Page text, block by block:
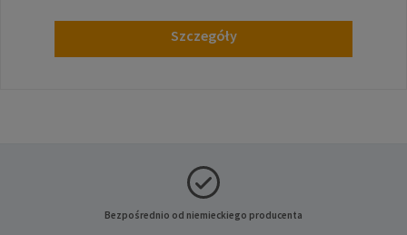
Szczegóły
Bezpośrednio od niemieckiego producenta